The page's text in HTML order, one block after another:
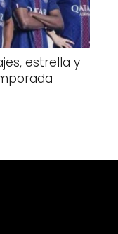
estrella y